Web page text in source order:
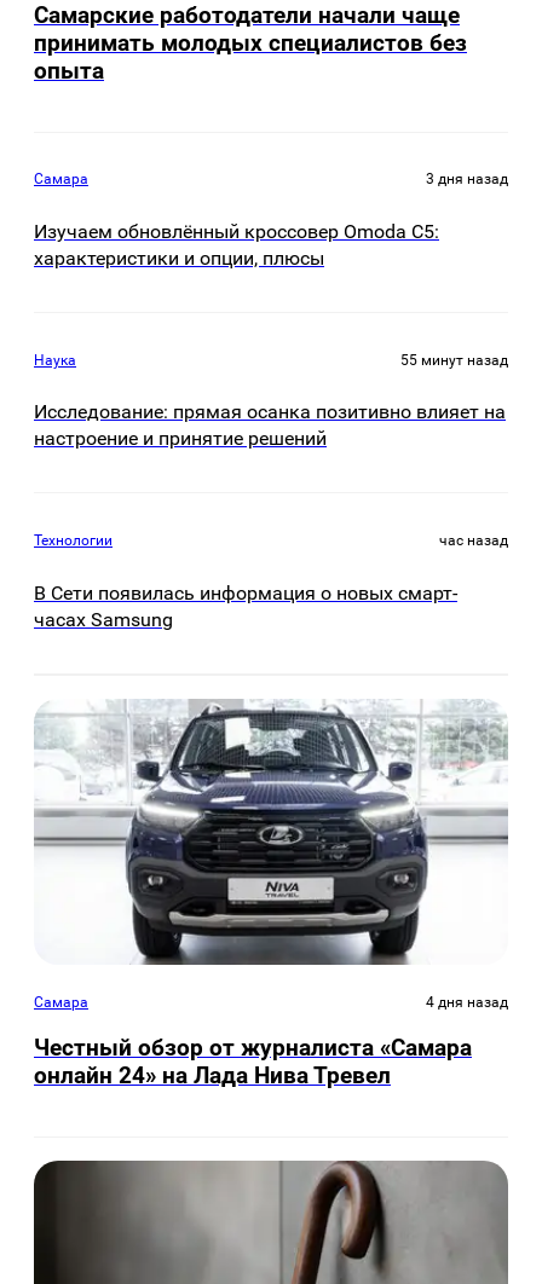
Самарские работодатели начали чаще
принимать молодых специалистов без
опыта
Самара 3 дня назад
Изучаем обновлённый кроссовер Omoda C5:
характеристики и опции, плюсы
Наука 55 минут назад
Исследование: прямая осанка позитивно влияет на
настроение и принятие решений
Технологии час назад
В Сети появилась информация о новых смарт-
часах Samsung
Самара 4 дня назад
Честный обзор от журналиста «Самара
онлайн 24» на Лада Нива Тревел